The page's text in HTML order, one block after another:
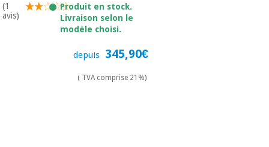
(1
avis)
Produit en stock.
Livraison selon le
modèle choisi.
depuis 345,90€
( TVA comprise 21%)